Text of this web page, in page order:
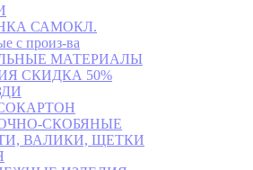
САМОКЛ.
с произ-ва
МАТЕРИАЛЫ
СКИДКА 50%
СКОБЯНЫЕ
ВАЛИКИ, ЩЕТКИ